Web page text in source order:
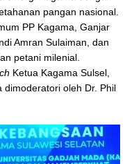
pangan nasional.
PP Kagama, Ganjar
Amran Sulaiman, dan
petani milenial.
Ketua Kagama Sulsel,
dimoderatori oleh Dr. Phil